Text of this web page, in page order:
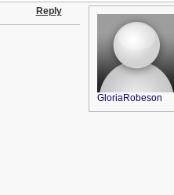
Reply
GloriaRobeson